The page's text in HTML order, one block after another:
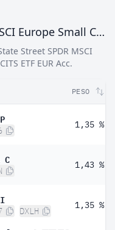
ETF con State Street SPDR MSCI Europe Small Cap Value Weighted UCITS ETF EUR Acc
Street SPDR MSCI
ETF EUR Acc.
PESO
1,35 %
C 1,43 %
DXLH
1,35 %